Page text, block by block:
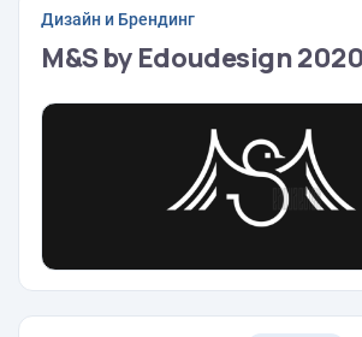
Дизайн и Брендинг
M&S by Edoudesign